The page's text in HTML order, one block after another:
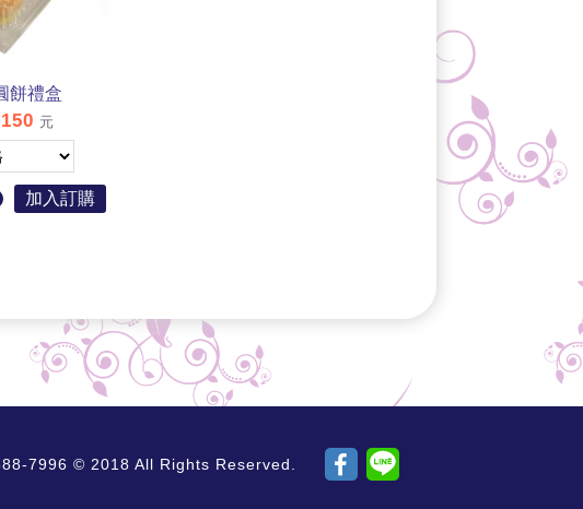
餅禮盒
150 元
加入訂購
7996 © 2018 All Rights Reserved.